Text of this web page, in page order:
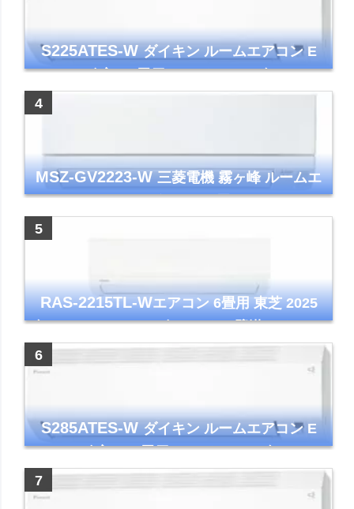
S225ATES-Wダイキン ルームエアコン E
シリーズ 主に6畳用 ホワイト 2025年モデル
MSZ-GV2223-W三菱電機 霧ヶ峰 ルームエ
アコン GVシリーズ おもに6畳用 ピュアホワ
RAS-2215TL-Wエアコン 6畳用 東芝 2025
年モデル TLシリーズ ホワイト 壁掛け クーラ
ー コンパクト 清潔
S285ATES-Wダイキン ルームエアコン E
シリーズ 主に10畳用 ホワイト 2025年モデル
コンパクトモデル ストリーマ